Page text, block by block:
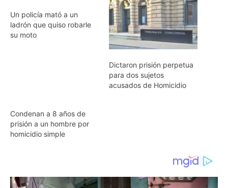
Un policía mató a un
ladrón que quiso robarle
su moto
Dictaron prisión perpetua
para dos sujetos
acusados de Homicidio
Condenan a 8 años de
prisión a un hombre por
homicidio simple